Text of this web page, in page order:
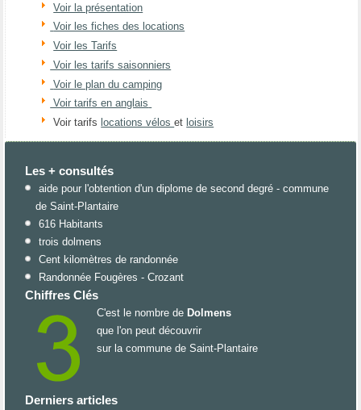
Voir la présentation
Voir les fiches des locations
Voir les Tarifs
Voir les tarifs saisonniers
Voir le plan du camping
Voir tarifs en anglais
Voir tarifs locations véloset loisirs
Les + consultés
aide pour l'obtention d'un diplome de second degré - commune
de Saint-Plantaire
616 Habitants
trois dolmens
Cent kilomètres de randonnée
Randonnée Fougères - Crozant
Chiffres Clés
C'est le nombre de Dolmens
que l'on peut découvrir
sur la commune de Saint-Plantaire
Derniers articles